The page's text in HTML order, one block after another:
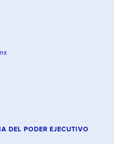
DEL PODER EJECUTIVO